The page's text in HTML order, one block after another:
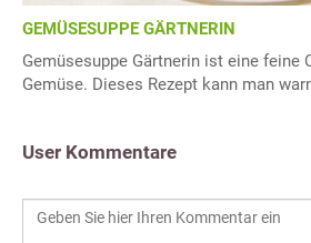
GEMÜSESUPPE GÄRTNERIN
Gemüsesuppe Gärtnerin ist eine feine
Gemüse. Dieses Rezept kann man
User Kommentare